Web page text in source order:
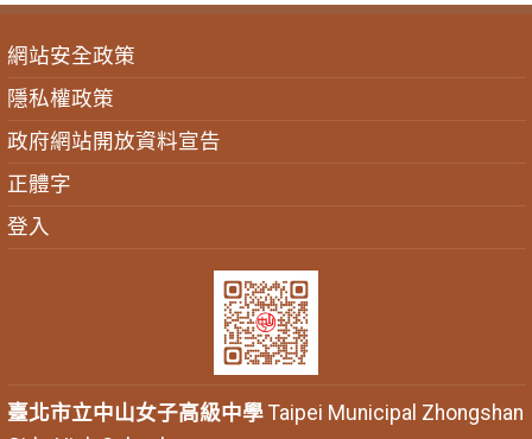
網站安全政策
隱私權政策
政府網站開放資料宣告
正體字
登入
臺北市立中山女子高級中學Taipei Municipal Zhongshan